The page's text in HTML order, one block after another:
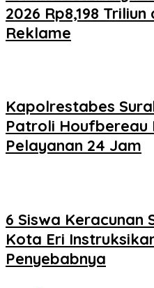
2026 Rp8,198
Reklame
Kapolrestabes
Patroli Houfbereau
Pelayanan 24 Jam
6 Siswa Keracunan
Kota Eri
Penyebabnya